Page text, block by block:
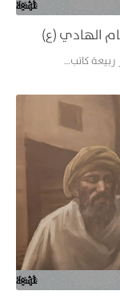
الهادي (ع)
كاتب…